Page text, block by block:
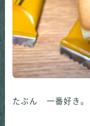
たぶん 一番好き。